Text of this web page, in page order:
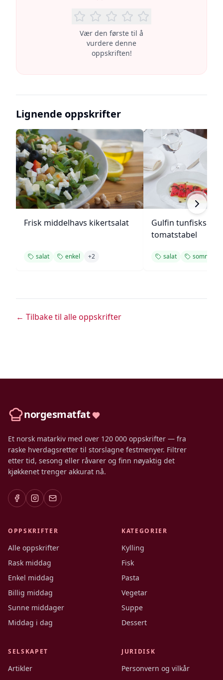
Vær den første til å
vurdere denne
oppskriften!
Lignende oppskrifter
Frisk middelhavs kikertsalat
salat enkel +2
Gulfin tunfisksalat
tomatstabel
salat sommer
← Tilbake til alle oppskrifter
norgesmatfat
Et norsk matarkiv med over 120 000 oppskrifter — fra
raske hverdagsretter til storslagne festmenyer. Filtrer
etter tid, sesong eller råvarer og finn nøyaktig det
kjøkkenet trenger akkurat nå.
OPPSKRIFTER
Alle oppskrifter
Rask middag
Enkel middag
Billig middag
Sunne middager
Middag i dag
KATEGORIER
Kylling
Fisk
Pasta
Vegetar
Suppe
Dessert
SELSKAPET
Artikler
JURIDISK
Personvern og vilkår